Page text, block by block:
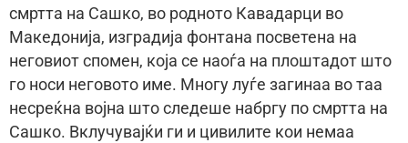
смртта на Сашко, во родното Кавадарци во
Македонија, изградија фонтана посветена на
неговиот спомен, која се наоѓа на плоштадот што
го носи неговото име. Многу луѓе загинаа во таа
несреќна војна што следеше набргу по смртта на
Сашко. Вклучувајќи ги и цивилите кои немаа